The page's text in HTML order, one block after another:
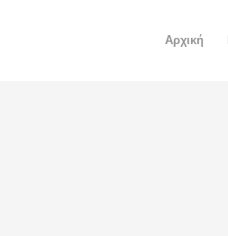
Αρχική